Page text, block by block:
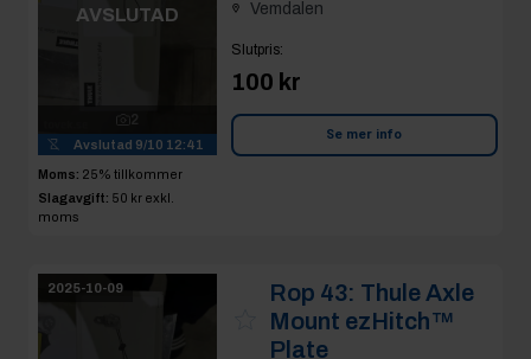
AVSLUTAD
2
Avslutad 9/10 12:41
Moms: 25% tillkommer
Slagavgift: 50 kr exkl.
moms
Vemdalen
Slutpris:
100 kr
Se mer info
2025-10-09 Rop 43: Thule Axle
Mount ezHitch™
Plate